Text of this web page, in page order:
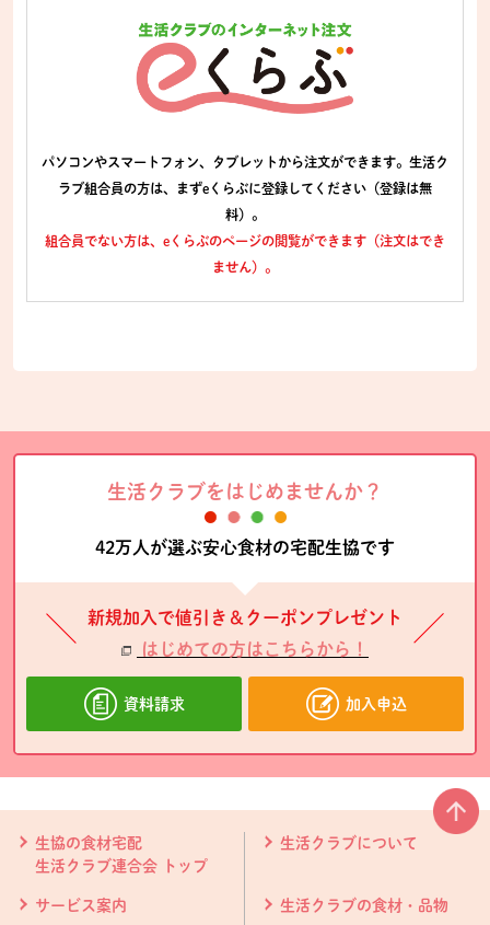
パソコンやスマートフォン、タブレットから注文ができます。生活ク
ラブ組合員の方は、まずeくらぶに登録してください（登録は無
料）。
組合員でない方は、eくらぶのページの閲覧ができます（注文はでき
ません）。
生活クラブをはじめませんか？
42万人が選ぶ安心食材の宅配生協です
新規加入で値引き＆クーポンプレゼント
はじめての方はこちらから！
資料請求 加入申込
生協の食材宅配
生活クラブ連合会 トップ
生活クラブについて
サービス案内 生活クラブの食材・品物